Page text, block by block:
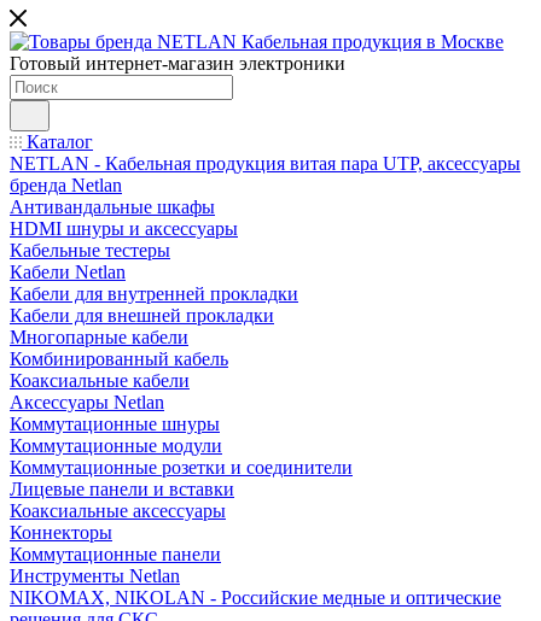
Готовый интернет-магазин электроники
Каталог
NETLAN - Кабельная продукция витая пара UTP, аксессуары
бренда Netlan
Антивандальные шкафы
HDMI шнуры и аксессуары
Кабельные тестеры
Кабели Netlan
Кабели для внутренней прокладки
Кабели для внешней прокладки
Многопарные кабели
Комбинированный кабель
Коаксиальные кабели
Аксессуары Netlan
Коммутационные шнуры
Коммутационные модули
Коммутационные розетки и соединители
Лицевые панели и вставки
Коаксиальные аксессуары
Коннекторы
Коммутационные панели
Инструменты Netlan
NIKOMAX, NIKOLAN - Российские медные и оптические